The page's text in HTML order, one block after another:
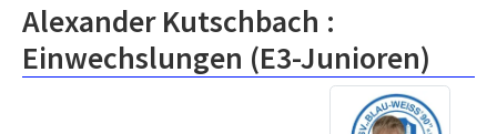
Alexander Kutschbach :
Einwechslungen (E3-Junioren)